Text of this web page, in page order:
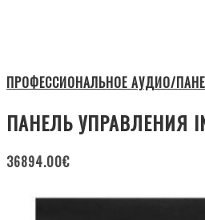
ПРОФЕССИОНАЛЬНОЕ АУДИО/
ПАНЕЛЬ УПРАВЛЕНИЯ
36894.00€